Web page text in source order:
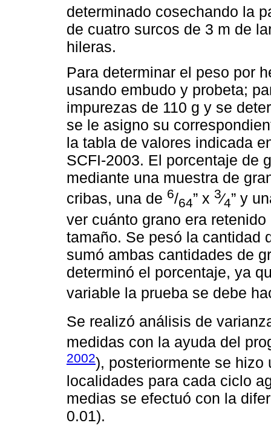
determinado cosechando la
de cuatro surcos de 3 m de
hileras.
Para determinar el peso por
usando embudo y probeta;
impurezas de 110 g y se
se le asigno su
la tabla de valores indicada
SCFI-2003. El porcentaje de
mediante una muestra de
cribas, una de 6/64” x 3⁄4” y
ver cuánto grano era
tamaño. Se pesó la cantidad
sumó ambas cantidades de
determinó el porcentaje, ya
variable la prueba se debe
Se realizó análisis de
medidas con la ayuda del
2002), posteriormente se
localidades para cada ciclo
medias se efectuó con la
0.01).